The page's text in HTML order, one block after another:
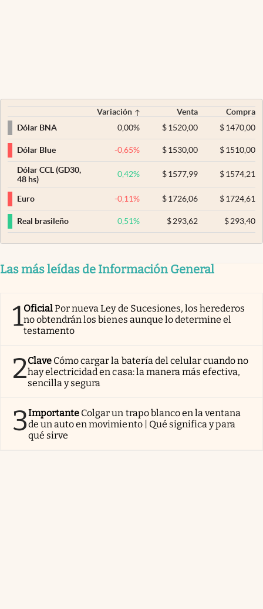
Variación Venta
Compra
Dólar BNA
0,00% $ 1520,00 $1470,00
Dólar Blue -0,65% $ 1530,00 $1510,00
Dólar CCL (GD30,
48 hs)
0,42% $ 1577,99 $1574,21
Euro -0,11% $ 1726,06 $1724,61
Real brasileño 0,51% $ 293,62 $293,40
Las más leídas de Información General
1OficialPor nueva Ley de Sucesiones, los herederos
no obtendrán los bienes aunque lo determine el
testamento
2Clave Cómo cargar la batería del celular cuando no
hay electricidad en casa: la manera más efectiva,
sencilla y segura
3Importante Colgar un trapo blanco en la ventana
de un auto en movimiento | Qué significa y para
qué sirve